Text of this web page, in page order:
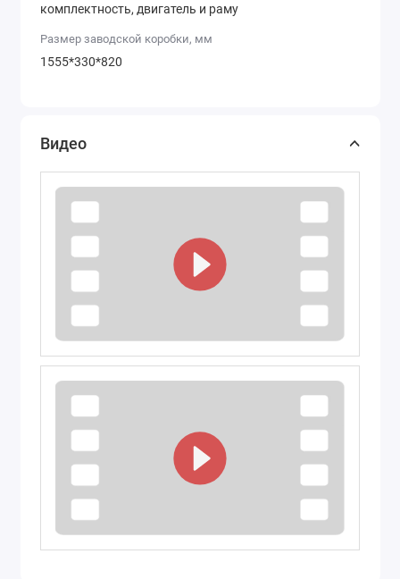
комплектность, двигатель и раму
Размер заводской коробки, мм
1555*330*820
Видео